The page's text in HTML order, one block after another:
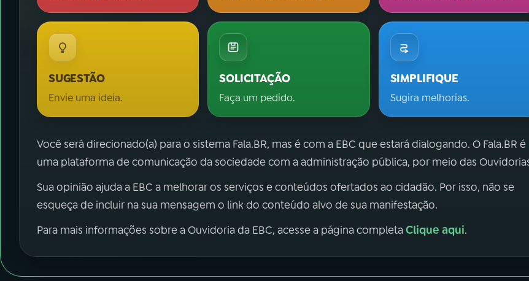
SUGESTÃO
Envie uma ideia.
SOLICITAÇÃO
Faça um pedido.
SIMPLIFIQUE
Sugira melhorias.
Você será direcionado(a) para o sistema Fala.BR, mas é com a EBC que estará dialogando. O Fala.BR é
uma plataforma de comunicação da sociedade com a administração pública, por meio das
Sua opinião ajuda a EBC a melhorar os serviços e conteúdos ofertados ao cidadão. Por isso, não se
esqueça de incluir na sua mensagem o link do conteúdo alvo de sua manifestação.
Para mais informações sobre a Ouvidoria da EBC, acesse a página completaClique aqui.